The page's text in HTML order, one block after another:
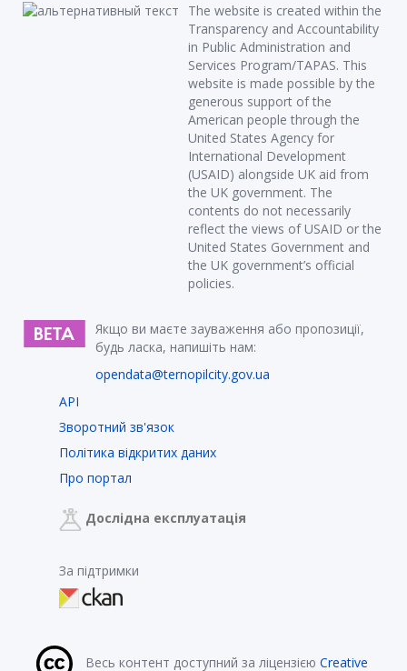
The website is created within the
Transparency and Accountability
in Public Administration and
Services Program/TAPAS. This
website is made possible by the
generous support of the
American people through the
United States Agency for
International Development
(USAID) alongside UK aid from
the UK government. The
contents do not necessarily
reflect the views of USAID or the
United States Government and
the UK government’s official
policies.
Якщо ви маєте зауваження або пропозиції,
будь ласка, напишіть нам:
opendata@ternopilcity.gov.ua
API
Зворотний зв'язок
Політика відкритих даних
Про портал
Дослідна експлуатація
За підтримки
Весь контент доступний за ліцензією Creative